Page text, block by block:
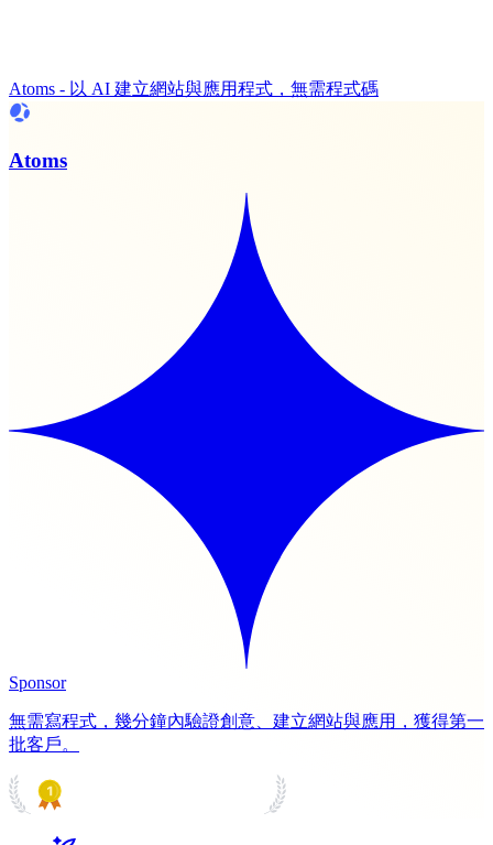
Atoms - 以 AI 建立網站與應用程式，無需程式碼
Atoms
Sponsor
無需寫程式，幾分鐘內驗證創意、建立網站與應用，獲得第一
批客戶。